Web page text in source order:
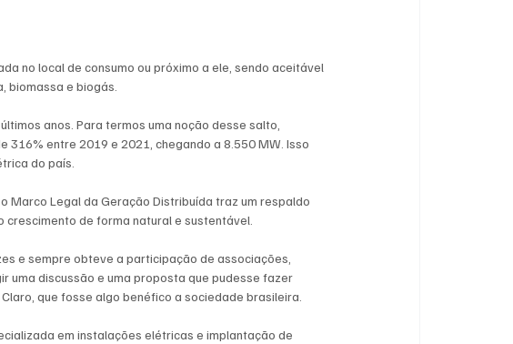
no local de consumo ou próximo a ele, sendo aceitável
biomassa e biogás.
anos. Para termos uma noção desse salto,
316% entre 2019 e 2021, chegando a 8.550 MW. Isso
do país.
Marco Legal da Geração Distribuída traz um respaldo
de forma natural e sustentável.
e sempre obteve a participação de associações,
uma discussão e uma proposta que pudesse fazer
que fosse algo benéfico a sociedade brasileira.
em instalações elétricas e implantação de